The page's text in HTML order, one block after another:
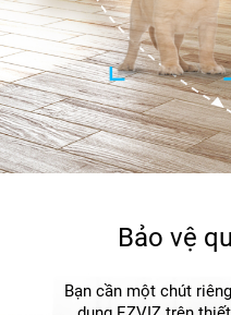
Bảo vệ
Bạn cần một chút